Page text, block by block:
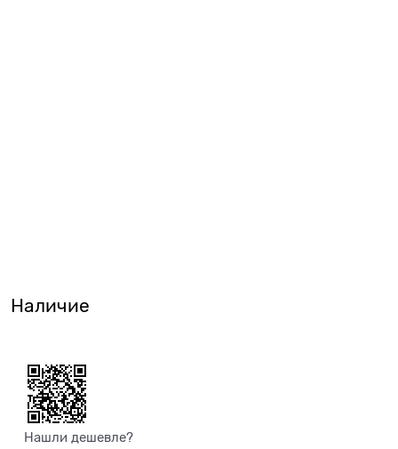
Наличие
Нашли дешевле?